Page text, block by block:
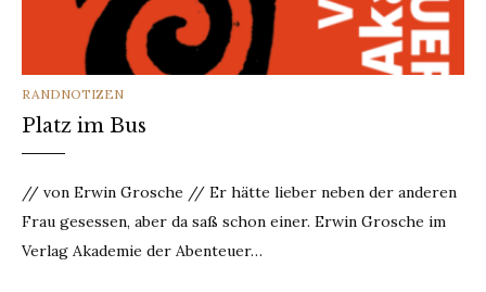
CATEGORIES
RANDNOTIZEN
Platz im Bus
// von Erwin Grosche // Er hätte lieber neben der anderen
Frau gesessen, aber da saß schon einer. Erwin Grosche im
Verlag Akademie der Abenteuer…